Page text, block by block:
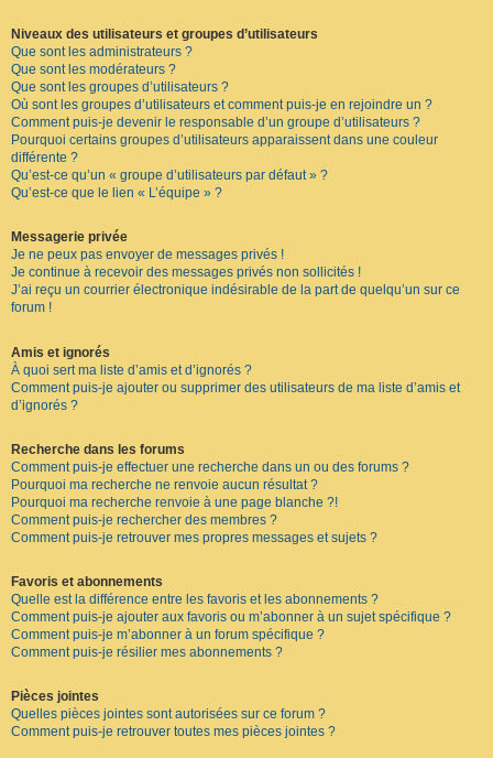
Niveaux des utilisateurs et groupes d’utilisateurs
Que sont les administrateurs ?
Que sont les modérateurs ?
Que sont les groupes d’utilisateurs ?
Où sont les groupes d’utilisateurs et comment puis-je en rejoindre un ?
Comment puis-je devenir le responsable d’un groupe d’utilisateurs ?
Pourquoi certains groupes d’utilisateurs apparaissent dans une couleur
différente ?
Qu’est-ce qu’un « groupe d’utilisateurs par défaut » ?
Qu’est-ce que le lien « L’équipe » ?
Messagerie privée
Je ne peux pas envoyer de messages privés !
Je continue à recevoir des messages privés non sollicités !
J’ai reçu un courrier électronique indésirable de la part de quelqu’un sur ce
forum !
Amis et ignorés
À quoi sert ma liste d’amis et d’ignorés ?
Comment puis-je ajouter ou supprimer des utilisateurs de ma liste d’amis et
d’ignorés ?
Recherche dans les forums
Comment puis-je effectuer une recherche dans un ou des forums ?
Pourquoi ma recherche ne renvoie aucun résultat ?
Pourquoi ma recherche renvoie à une page blanche ?!
Comment puis-je rechercher des membres ?
Comment puis-je retrouver mes propres messages et sujets ?
Favoris et abonnements
Quelle est la différence entre les favoris et les abonnements ?
Comment puis-je ajouter aux favoris ou m’abonner à un sujet spécifique ?
Comment puis-je m’abonner à un forum spécifique ?
Comment puis-je résilier mes abonnements ?
Pièces jointes
Quelles pièces jointes sont autorisées sur ce forum ?
Comment puis-je retrouver toutes mes pièces jointes ?